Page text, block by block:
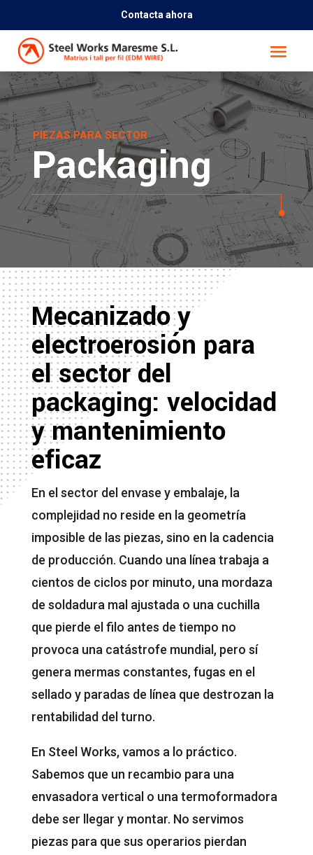
Contacta ahora
PIEZAS PARA SECTOR
Packaging
Mecanizado y
electroerosión para
el sector del
packaging: velocidad
y mantenimiento
eficaz
En el sector del envase y embalaje, la
complejidad no reside en la geometría
imposible de las piezas, sino en la cadencia
de producción. Cuando una línea trabaja a
cientos de ciclos por minuto, una mordaza
de soldadura mal ajustada o una cuchilla
que pierde el filo antes de tiempo no
provoca una catástrofe mundial, pero sí
genera mermas constantes, fugas en el
sellado y paradas de línea que destrozan la
rentabilidad del turno.
En Steel Works, vamos a lo práctico.
Sabemos que un recambio para una
envasadora vertical o una termoformadora
debe ser llegar y montar. No servimos
piezas para que sus operarios pierdan